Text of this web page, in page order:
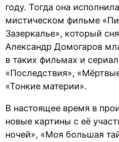
году. Тогда она
мистическом фильме
Зазеркалье», который
Александр Домогаров
в таких фильмах и
«Последствия»,
«Тонкие материи».
В настоящее время в
новые картины с её
ночей», «Моя большая